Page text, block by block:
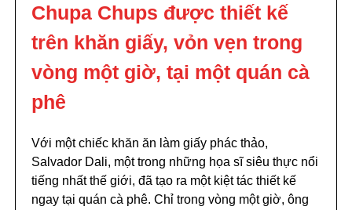
Chupa Chups được thiết kế
trên khăn giấy, vỏn vẹn trong
vòng một giờ, tại một quán cà
phê
Với một chiếc khăn ăn làm giấy phác thảo,
Salvador Dali, một trong những họa sĩ siêu thực nổi
tiếng nhất thế giới, đã tạo ra một kiệt tác thiết kế
ngay tại quán cà phê. Chỉ trong vòng một giờ, ông